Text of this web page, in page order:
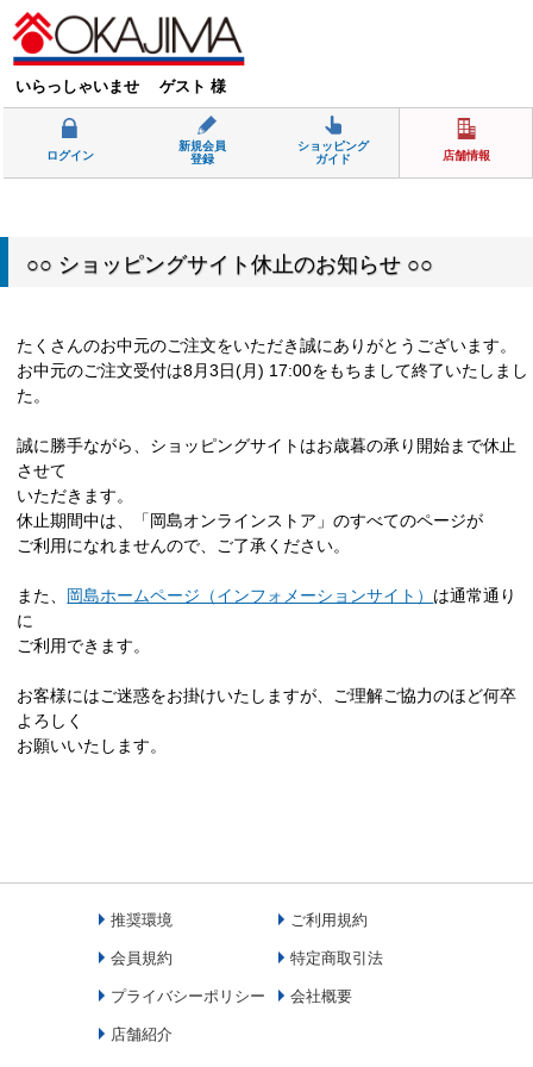
いらっしゃいませ ゲスト 様
ログイン
新規会員
登録
ショッピング
ガイド
店舗情報
○○ ショッピングサイト休止のお知らせ ○○
たくさんのお中元のご注文をいただき誠にありがとうございます。
お中元のご注文受付は8月3日(月) 17:00をもちまして終了いたしまし
た。
誠に勝手ながら、ショッピングサイトはお歳暮の承り開始まで休止
させて
いただきます。
休止期間中は、「岡島オンラインストア」のすべてのページが
ご利用になれませんので、ご了承ください。
また、 岡島ホームページ（インフォメーションサイト） は通常通り
に
ご利用できます。
お客様にはご迷惑をお掛けいたしますが、ご理解ご協力のほど何卒
よろしく
お願いいたします。
推奨環境 ご利用規約
会員規約 特定商取引法
プライバシーポリシー 会社概要
店舗紹介